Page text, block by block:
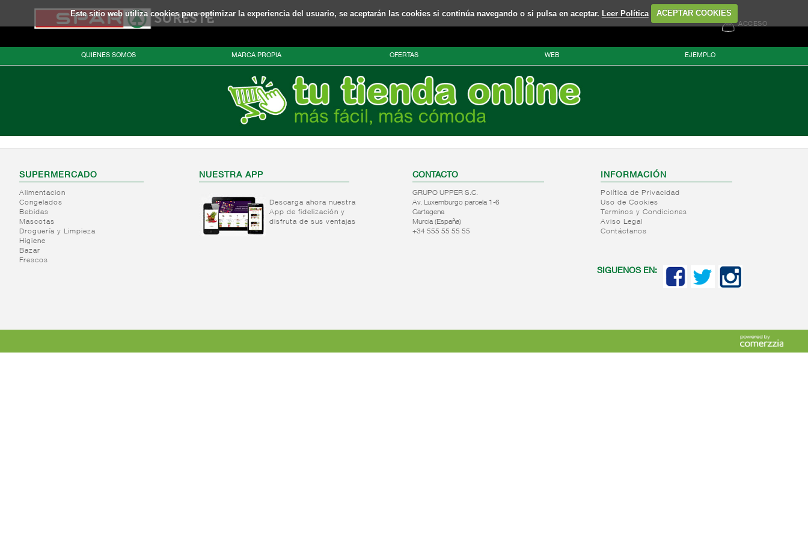
Este sitio web utiliza cookies para optimizar la experiencia del usuario, se aceptarán las cookies si continúa navegando o si pulsa en aceptar. Leer Política ACEPTAR COOKIES
ACCESO
QUIENES SOMOS MARCA PROPIA OFERTAS WEB EJEMPLO
SUPERMERCADO
Alimentacion
Congelados
Bebidas
Mascotas
Droguería y Limpieza
Higiene
Bazar
Frescos
NUESTRA APP
Descarga ahora nuestra
App de fidelización y
disfruta de sus ventajas
CONTACTO
GRUPO UPPER S.C.
Av. Luxemburgo parcela 1-6
Cartagena
Murcia (España)
+34 555 55 55 55
INFORMACIÓN
Política de Privacidad
Uso de Cookies
Terminos y Condiciones
Aviso Legal
Contáctanos
SIGUENOS EN: